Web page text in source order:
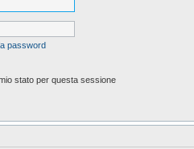
password
stato per questa sessione